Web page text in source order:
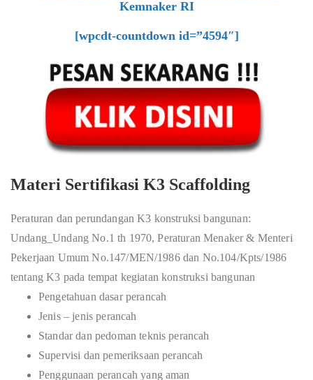
Kemnaker RI
[wpcdt-countdown id=”4594″]
Materi Sertifikasi K3 Scaffolding
Peraturan dan perundangan K3 konstruksi bangunan:
Undang_Undang No.1 th 1970, Peraturan Menaker & Menteri
Pekerjaan Umum No.147/MEN/1986 dan No.104/Kpts/1986
tentang K3 pada tempat kegiatan konstruksi bangunan
Pengetahuan dasar perancah
Jenis – jenis perancah
Standar dan pedoman teknis perancah
Supervisi dan pemeriksaan perancah
Penggunaan perancah yang aman